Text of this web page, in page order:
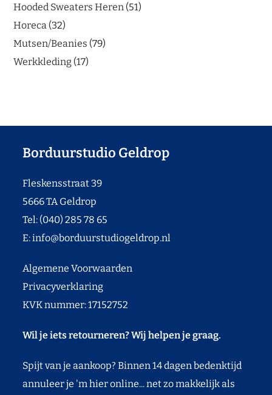
Hooded Sweaters Heren 51
Horeca 32
Mutsen/Beanies 79
Werkkleding 17
Borduurstudio Geldrop
Fleskensstraat 39
5666 TA Geldrop
Tel: (040) 285 78 65
E:info@borduurstudiogeldrop.nl
Algemene Voorwaarden
Privacyverklaring
KVK nummer: 17152752
Wil je iets retourneren? Wij helpen je graag.
Spijt van je aankoop? Binnen 14 dagen bedenktijd
annuleer je 'm hier online... net zo makkelijk als